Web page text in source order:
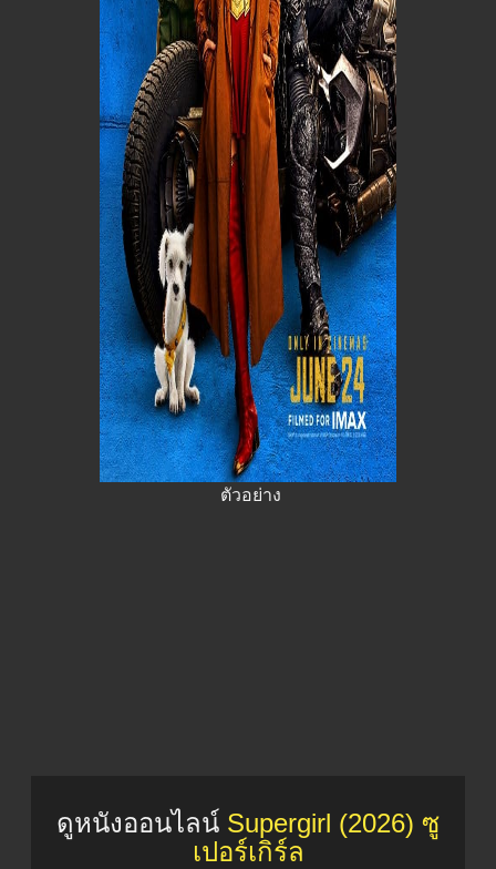
ตัวอย่าง
ดูหนังออนไลน์ Supergirl (2026) ซู
เปอร์เกิร์ล